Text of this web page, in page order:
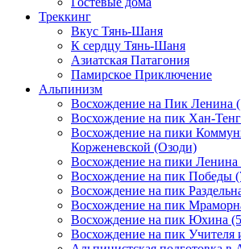
Треккинг
Вкус Тянь-Шаня
К сердцу Тянь-Шаня
Азиатская Патагония
Памирское Приключение
Альпинизм
Восхождение на Пик Ленина
Восхождение на пик Хан-
Восхождение на пики
Корженевской (Озоди)
Восхождение на пики
Восхождение на пик Победы
Восхождение на пик
Восхождение на пик
Восхождение на пик Юхина
Восхождение на пик